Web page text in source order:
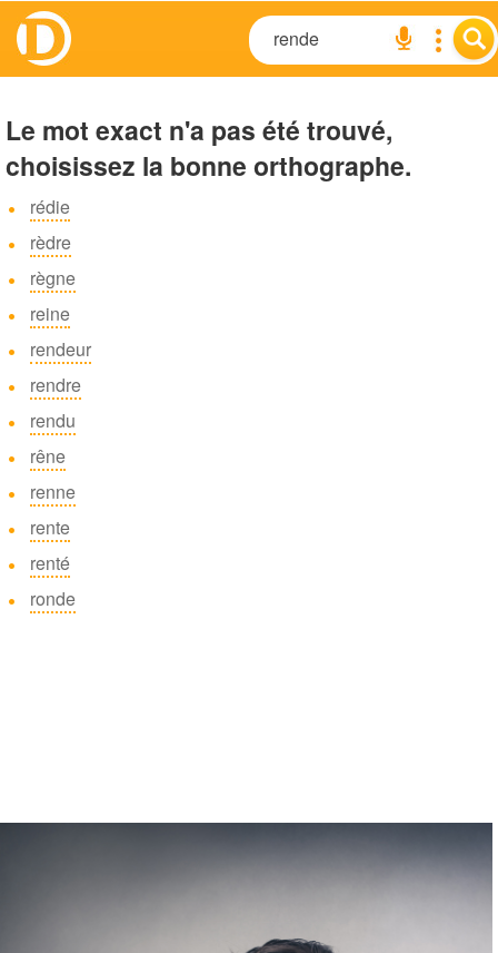
Le mot exact n'a pas été trouvé,
choisissez la bonne orthographe.
rédie
rèdre
règne
reine
rendeur
rendre
rendu
rêne
renne
rente
renté
ronde